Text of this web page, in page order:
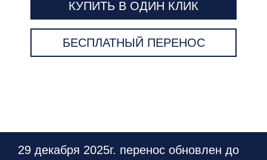
КУПИТЬ В ОДИН КЛИК
БЕСПЛАТНЫЙ ПЕРЕНОС
29 декабря 2025г. перенос обновлен до